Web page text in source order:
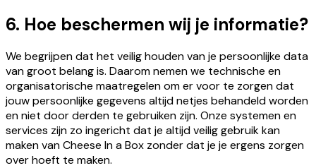
6. Hoe beschermen wij je informatie?
We begrijpen dat het veilig houden van je persoonlijke data
van groot belang is. Daarom nemen we technische en
organisatorische maatregelen om er voor te zorgen dat
jouw persoonlijke gegevens altijd netjes behandeld worden
en niet door derden te gebruiken zijn. Onze systemen en
services zijn zo ingericht dat je altijd veilig gebruik kan
maken van Cheese In a Box zonder dat je je ergens zorgen
over hoeft te maken.